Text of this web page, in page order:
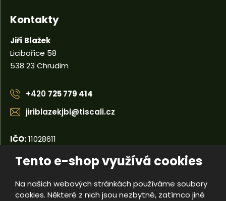
Tento e-shop využívá cookies
Na našich webových stránkách používáme soubory
cookies. Některé z nich jsou nezbytné, zatímco jiné
Kontakty
Jiří Blažek
Licibořice 58
538 23 Chrudim
+420 725 779 414
jiriblazekjbl@tiscali.cz
IČO:11028611
© 2026, Jiří Blažek